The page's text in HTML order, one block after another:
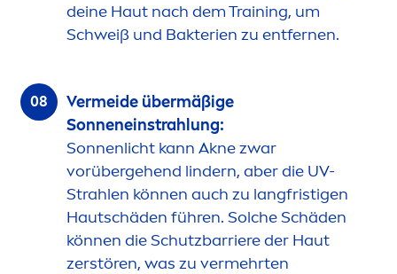
deine Haut nach dem Training, um
Schweiß und Bakterien zu entfernen.
Vermeide übermäßige
Sonneneinstrahlung:
Sonnenlicht kann Akne zwar
vorübergehend lindern, aber die UV-
Strahlen können auch zu langfristigen
Hautschäden führen. Solche Schäden
können die Schutzbarriere der Haut
zerstören, was zu vermehrten